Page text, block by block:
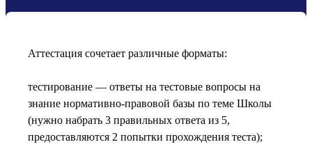
Аттестация сочетает различные форматы:
тестирование — ответы на тестовые вопросы на
знание нормативно-правовой базы по теме Школы
(нужно набрать 3 правильных ответа из 5,
предоставляются 2 попытки прохождения теста);